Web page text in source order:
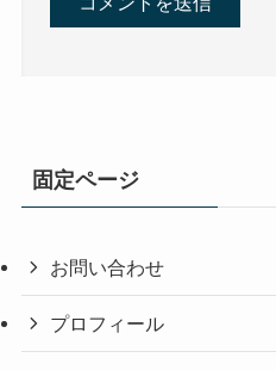
固定ページ
お問い合わせ
プロフィール